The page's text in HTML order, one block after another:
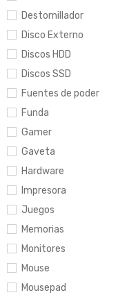
Destornillador
Disco Externo
Discos HDD
Discos SSD
Fuentes de poder
Funda
Gamer
Gaveta
Hardware
Impresora
Juegos
Memorias
Monitores
Mouse
Mousepad